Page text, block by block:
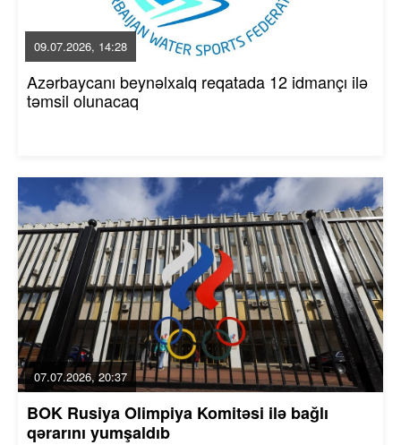
09.07.2026, 14:28
Azərbaycanı beynəlxalq reqatada 12 idmançı ilə
təmsil olunacaq
07.07.2026, 20:37
BOK Rusiya Olimpiya Komitəsi ilə bağlı
qərarını yumşaldıb